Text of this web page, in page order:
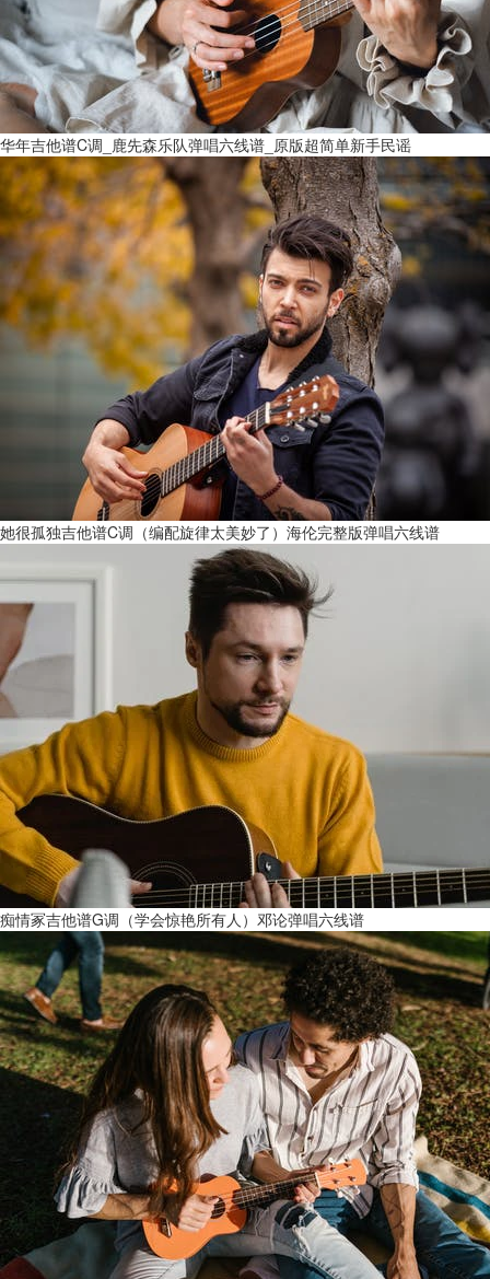
华年吉他谱C调_鹿先森乐队弹唱六线谱_原版超简单新手民谣
她很孤独吉他谱C调（编配旋律太美妙了）海伦完整版弹唱六线谱
痴情冢吉他谱G调（学会惊艳所有人）邓论弹唱六线谱